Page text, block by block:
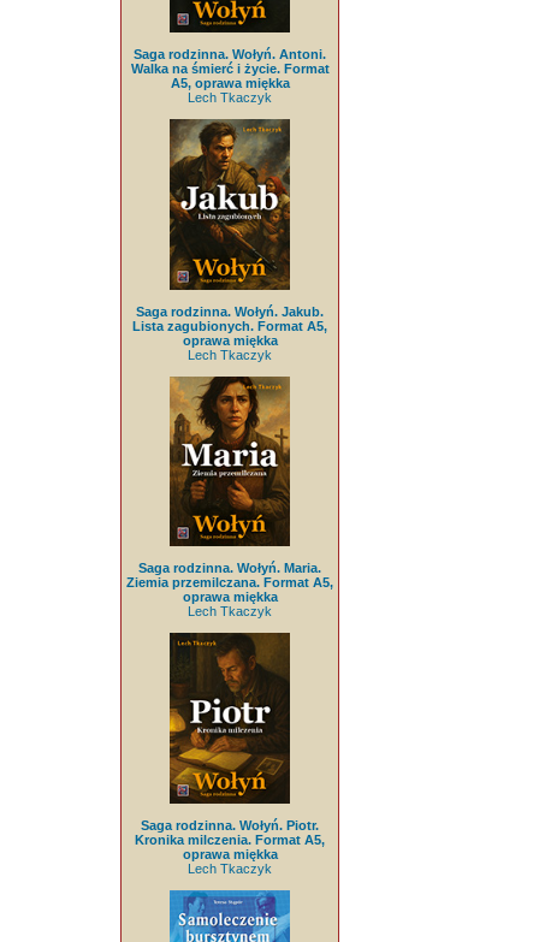
Saga rodzinna. Wołyń. Antoni.
Walka na śmierć i życie. Format
A5, oprawa miękka
Lech Tkaczyk
Saga rodzinna. Wołyń. Jakub.
Lista zagubionych. Format A5,
oprawa miękka
Lech Tkaczyk
Saga rodzinna. Wołyń. Maria.
Ziemia przemilczana. Format A5,
oprawa miękka
Lech Tkaczyk
Saga rodzinna. Wołyń. Piotr.
Kronika milczenia. Format A5,
oprawa miękka
Lech Tkaczyk